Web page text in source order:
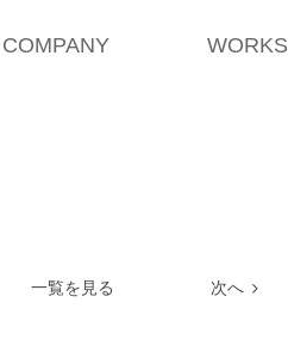
COMPANY WORKS
一覧を見る 次へ